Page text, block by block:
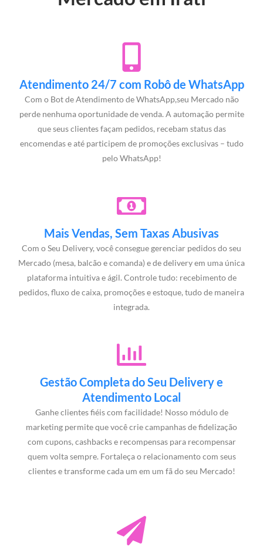
Atendimento 24/7 com Robô de WhatsApp
Com o Bot de Atendimento de WhatsApp,seu Mercado não
perde nenhuma oportunidade de venda. A automação permite
que seus clientes façam pedidos, recebam status das
encomendas e até participem de promoções exclusivas – tudo
pelo WhatsApp!
Mais Vendas, Sem Taxas Abusivas
Com o Seu Delivery, você consegue gerenciar pedidos do seu
Mercado (mesa, balcão e comanda) e de delivery em uma única
plataforma intuitiva e ágil. Controle tudo: recebimento de
pedidos, fluxo de caixa, promoções e estoque, tudo de maneira
integrada.
Gestão Completa do Seu Delivery e
Atendimento Local
Ganhe clientes fiéis com facilidade! Nosso módulo de
marketing permite que você crie campanhas de fidelização
com cupons, cashbacks e recompensas para recompensar
quem volta sempre. Fortaleça o relacionamento com seus
clientes e transforme cada um em um fã do seu Mercado!